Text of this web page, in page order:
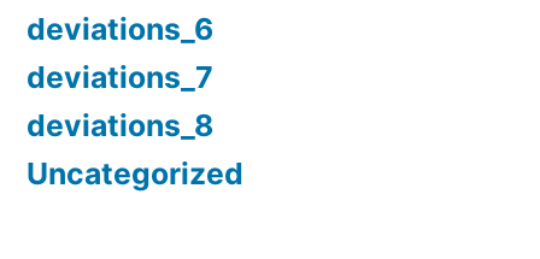
deviations_6
deviations_7
deviations_8
Uncategorized